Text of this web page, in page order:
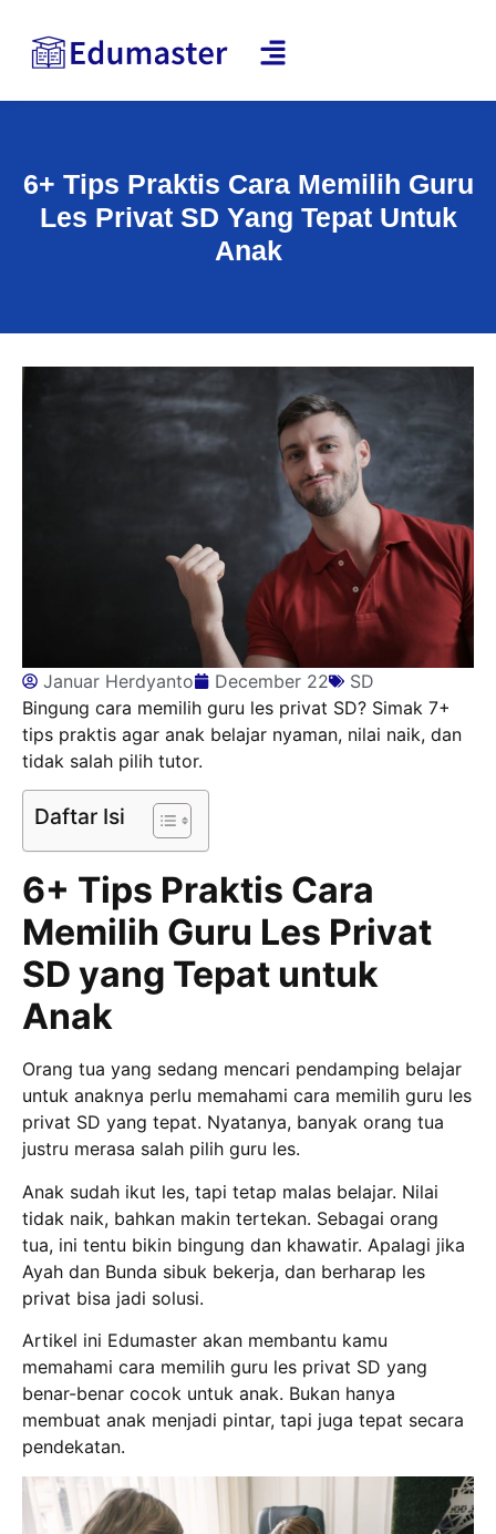
6+ Tips Praktis Cara Memilih Guru
Les Privat SD Yang Tepat Untuk
Anak
Januar Herdyanto December 22
SD
Bingung cara memilih guru les privat SD? Simak 7+
tips praktis agar anak belajar nyaman, nilai naik, dan
tidak salah pilih tutor.
Daftar Isi
6+ Tips Praktis Cara
Memilih Guru Les Privat
SD yang Tepat untuk
Anak
Orang tua yang sedang mencari pendamping belajar
untuk anaknya perlu memahami cara memilih guru les
privat SD yang tepat. Nyatanya, banyak orang tua
justru merasa salah pilih guru les.
Anak sudah ikut les, tapi tetap malas belajar. Nilai
tidak naik, bahkan makin tertekan. Sebagai orang
tua, ini tentu bikin bingung dan khawatir. Apalagi jika
Ayah dan Bunda sibuk bekerja, dan berharap les
privat bisa jadi solusi.
Artikel ini Edumaster akan membantu kamu
memahami cara memilih guru les privat SD yang
benar-benar cocok untuk anak. Bukan hanya
membuat anak menjadi pintar, tapi juga tepat secara
pendekatan.